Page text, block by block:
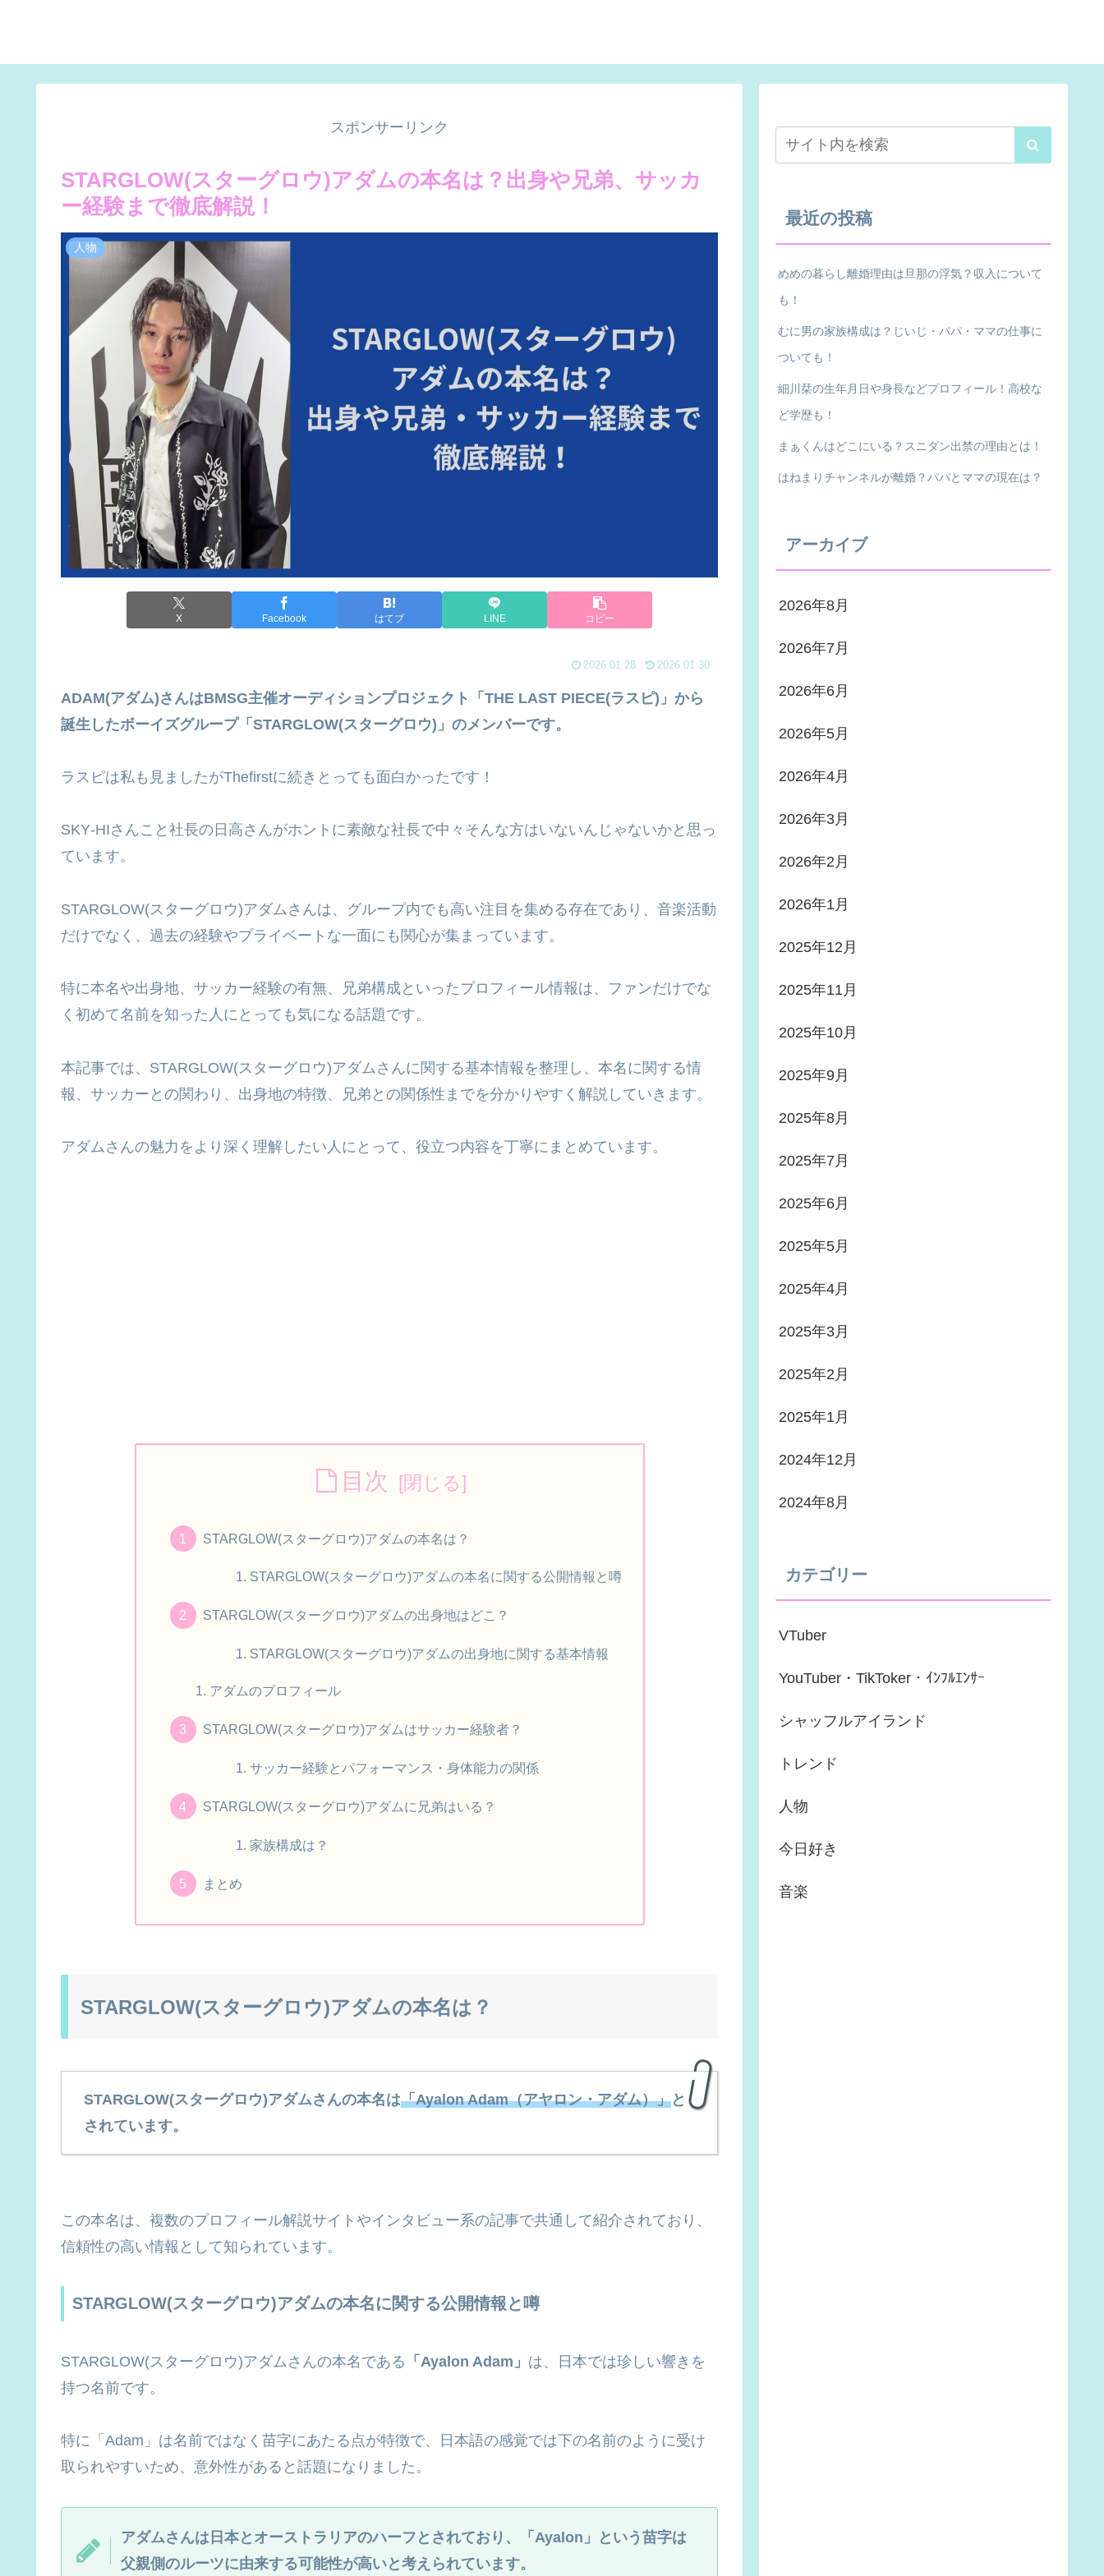
スポンサーリンク
STARGLOW(スターグロウ)アダムの本名は？出身や兄弟、サッカ
ー経験まで徹底解説！
人物
X Facebook はてブ LINE コピー
2026.01.28 2026.01.30
ADAM(アダム)さんはBMSG主催オーディションプロジェクト「THE LAST PIECE(ラスピ)」から
誕生したボーイズグループ「STARGLOW(スターグロウ)」のメンバーです。
ラスピは私も見ましたがThefirstに続きとっても面白かったです！
SKY‐HIさんこと社長の日高さんがホントに素敵な社長で中々そんな方はいないんじゃないかと思っ
ています。
STARGLOW(スターグロウ)アダムさんは、グループ内でも高い注目を集める存在であり、音楽活動
だけでなく、過去の経験やプライベートな一面にも関心が集まっています。
特に本名や出身地、サッカー経験の有無、兄弟構成といったプロフィール情報は、ファンだけでな
く初めて名前を知った人にとっても気になる話題です。
本記事では、STARGLOW(スターグロウ)アダムさんに関する基本情報を整理し、本名に関する情
報、サッカーとの関わり、出身地の特徴、兄弟との関係性までを分かりやすく解説していきます。
アダムさんの魅力をより深く理解したい人にとって、役立つ内容を丁寧にまとめています。
目次
STARGLOW(スターグロウ)アダムの本名は？
STARGLOW(スターグロウ)アダムの本名に関する公開情報と噂
STARGLOW(スターグロウ)アダムの出身地はどこ？
STARGLOW(スターグロウ)アダムの出身地に関する基本情報
アダムのプロフィール
STARGLOW(スターグロウ)アダムはサッカー経験者？
サッカー経験とパフォーマンス・身体能力の関係
STARGLOW(スターグロウ)アダムに兄弟はいる？
家族構成は？
まとめ
STARGLOW(スターグロウ)アダムの本名は？
STARGLOW(スターグロウ)アダムさんの本名は「Ayalon Adam（アヤロン・アダム）」と
されています。
この本名は、複数のプロフィール解説サイトやインタビュー系の記事で共通して紹介されており、
信頼性の高い情報として知られています。
STARGLOW(スターグロウ)アダムの本名に関する公開情報と噂
STARGLOW(スターグロウ)アダムさんの本名である 「Ayalon Adam」 は、日本では珍しい響きを
持つ名前です。
特に「Adam」は名前ではなく苗字にあたる点が特徴で、日本語の感覚では下の名前のように受け
取られやすいため、意外性があると話題になりました。
アダムさんは日本とオーストラリアのハーフとされており、「Ayalon」という苗字は
父親側のルーツに由来する可能性が高いと考えられています。
最近の投稿
めめの暮らし離婚理由は旦那の浮気？収入について
も！
むに男の家族構成は？じいじ・パパ・ママの仕事に
ついても！
細川栞の生年月日や身長などプロフィール！高校な
ど学歴も！
まぁくんはどこにいる？スニダン出禁の理由とは！
はねまりチャンネルが離婚？パパとママの現在は？
アーカイブ
2026年8月
2026年7月
2026年6月
2026年5月
2026年4月
2026年3月
2026年2月
2026年1月
2025年12月
2025年11月
2025年10月
2025年9月
2025年8月
2025年7月
2025年6月
2025年5月
2025年4月
2025年3月
2025年2月
2025年1月
2024年12月
2024年8月
カテゴリー
VTuber
YouTuber・TikToker・ｲﾝﾌﾙｴﾝｻｰ
シャッフルアイランド
トレンド
人物
今日好き
音楽